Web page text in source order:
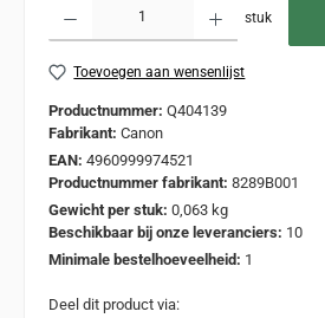
stuk
Toevoegen aan wensenlijst
Productnummer: Q404139
Fabrikant: Canon
EAN: 4960999974521
Productnummer fabrikant: 8289B001
Gewicht per stuk: 0,063 kg
Beschikbaar bij onze leveranciers: 10
Minimale bestelhoeveelheid: 1
Deel dit product via: